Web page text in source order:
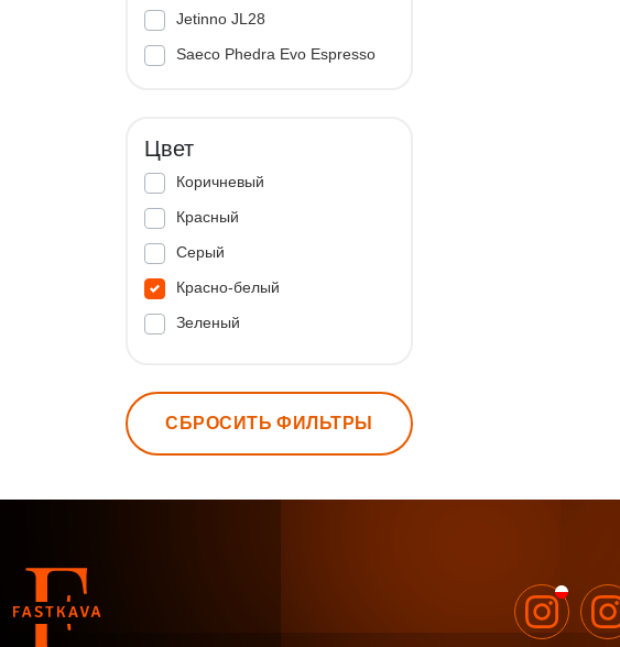
Jetinno JL28
Saeco Phedra Evo Espresso
Цвет
Коричневый
Красный
Серый
Красно-белый
Зеленый
СБРОСИТЬ ФИЛЬТРЫ